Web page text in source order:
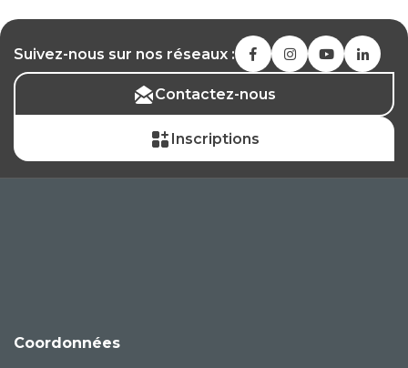
Suivez-nous sur nos réseaux :
Contactez-nous
Inscriptions
Coordonnées